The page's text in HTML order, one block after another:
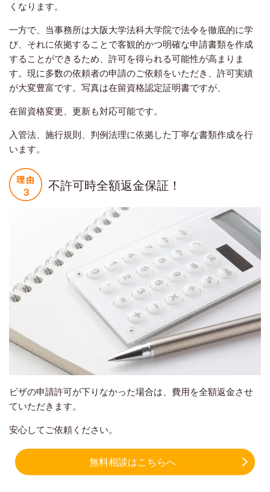
くなります。
一方で、当事務所は大阪大学法科大学院で法令を徹底的に学
び、それに依拠することで客観的かつ明確な申請書類を作成
することができるため、許可を得られる可能性が高まりま
す。現に多数の依頼者の申請のご依頼をいただき、許可実績
が大変豊富です。写真は在留資格認定証明書ですが、
在留資格変更、更新も対応可能です。
入管法、施行規則、判例法理に依拠した丁寧な書類作成を行
います。
不許可時全額返金保証！
ビザの申請許可が下りなかった場合は、費用を全額返金させ
ていただきます。
安心してご依頼ください。
無料相談はこちらへ